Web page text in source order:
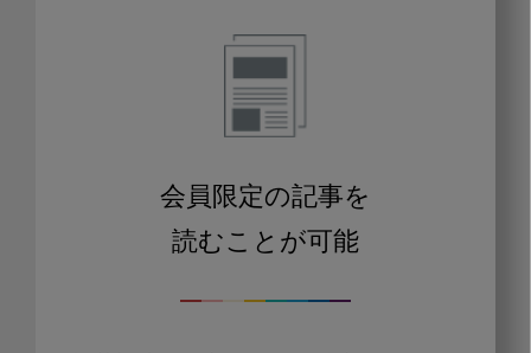
会員限定の記事を
読むことが可能